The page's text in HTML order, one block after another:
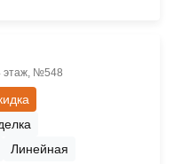
этаж, №548
Линейная